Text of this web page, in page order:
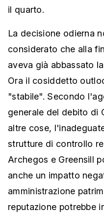
il quarto.
La decisione odierna
considerato che alla
aveva già abbassato
Ora il cosiddetto
"stabile". Secondo
generale del debito di
altre cose,
strutture di controllo
Archegos e Greensill
anche un impatto
amministrazione
reputazione potrebbe